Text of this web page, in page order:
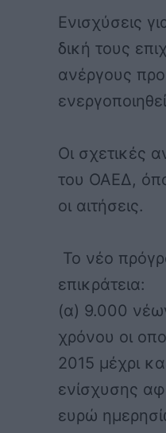
Ενισχύσεις
δική τους
ανέργους
Οι σχετικές
του ΟΑΕΔ,
οι αιτήσεις.
Το νέο
επικράτεια:
(α) 9.000
χρόνου οι
2015 μέχρι
ενίσχυσης
ευρώ